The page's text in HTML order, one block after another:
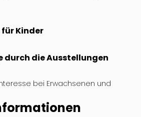
Kinder
durch die Ausstellungen
bei Erwachsenen und